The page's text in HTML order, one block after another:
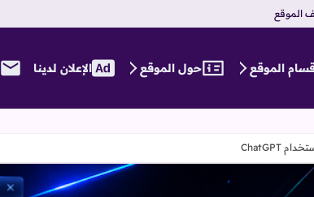
الموقع
الموقع حول الموقع الإعلان لدينا